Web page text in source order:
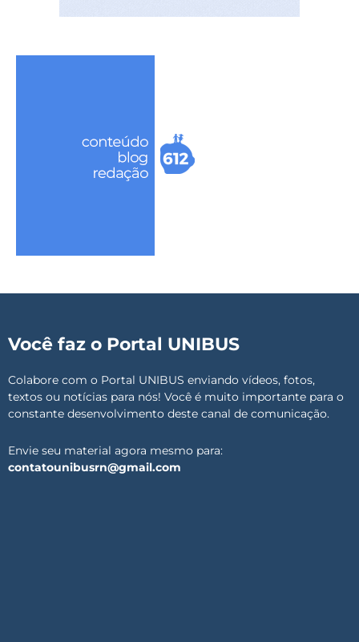
Você faz o Portal UNIBUS
Colabore com o Portal UNIBUS enviando vídeos, fotos,
textos ou notícias para nós! Você é muito importante para o
constante desenvolvimento deste canal de comunicação.
Envie seu material agora mesmo para:
contatounibusrn@gmail.com